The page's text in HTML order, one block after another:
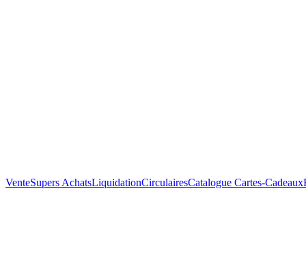
VenteSupers AchatsLiquidationCirculairesCatalogue Cartes-Cadeaux